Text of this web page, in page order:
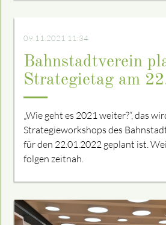
09.11.2021 11:34
Bahnstadtverein
Strategietag am
„Wie geht es 2021 weiter?“, das
Strategieworkshops des
für den 22.01.2022 geplant ist.
folgen zeitnah.